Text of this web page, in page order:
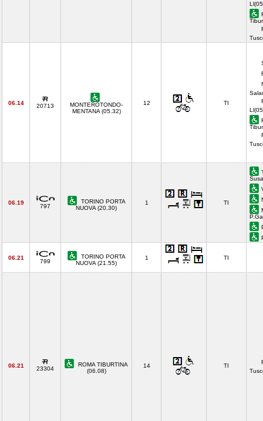
06.14 20713
MONTEROTONDO-
MENTANA (05.32)
12 TI
06.19
797
TORINO PORTA
NUOVA (20.30)
1 TI
06.21
799
TORINO PORTA
NUOVA (21.55)
1 TI
06.21 23304
ROMA TIBURTINA
(06.08)
14 TI